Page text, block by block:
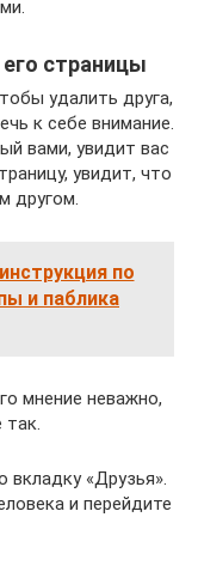
страницы
удалить друга,
к себе внимание.
вами, увидит вас
увидит, что
другом.
по
и паблика
мнение неважно,
так.
вкладку «Друзья».
и перейдите